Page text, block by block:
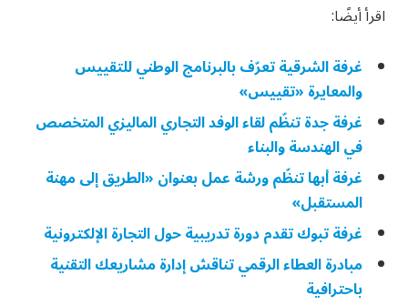
اقرأ أيضًا:
غرفة الشرقية تعرّف بالبرنامج الوطني للتقييس
والمعايرة «تقييس»
غرفة جدة تنظّم لقاء الوفد التجاري الماليزي المتخصص
في الهندسة والبناء
غرفة أبها تنظّم ورشة عمل بعنوان «الطريق إلى مهنة
المستقبل»
غرفة تبوك تقدم دورة تدريبية حول التجارة الإلكترونية
مبادرة العطاء الرقمي تناقش إدارة مشاريعك التقنية
باحترافية